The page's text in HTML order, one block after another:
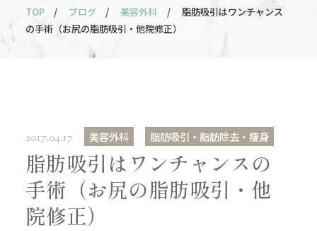
TOP / ブログ / 美容外科
/ 脂肪吸引はワンチャンス
の手術（お尻の脂肪吸引・他院修正）
2017.04.17 美容外科 脂肪吸引・脂肪除去・痩身
脂肪吸引はワンチャンスの
手術（お尻の脂肪吸引・他
院修正）